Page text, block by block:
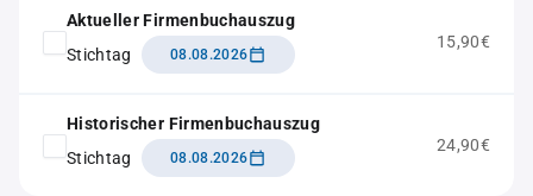
Aktueller Firmenbuchauszug
Stichtag
08.08.2026
15,90€
Historischer Firmenbuchauszug
Stichtag
08.08.2026
24,90€